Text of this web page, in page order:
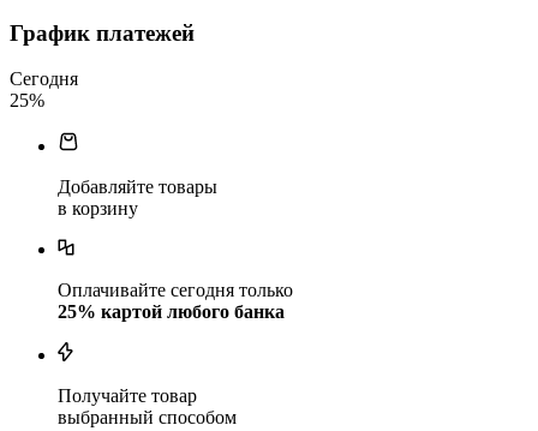
График платежей
Сегодня
25%
Добавляйте товары
в корзину
Оплачивайте сегодня только
25% картой любого банка
Получайте товар
выбранный способом